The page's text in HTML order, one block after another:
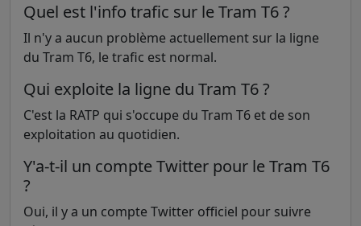
Quel est l'info trafic sur le Tram T6 ?
Il n'y a aucun problème actuellement sur la ligne
du Tram T6, le trafic est normal.
Qui exploite la ligne du Tram T6 ?
C'est la RATP qui s'occupe du Tram T6 et de son
exploitation au quotidien.
Y'a-t-il un compte Twitter pour le Tram T6
?
Oui, il y a un compte Twitter officiel pour suivre